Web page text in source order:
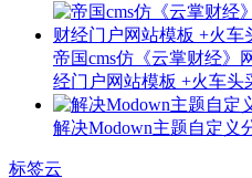
帝国cms仿《云掌财经》
经门户网站模板 +火车头
解决Modown主题自定义
标签云